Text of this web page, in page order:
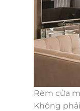
Rèm cửa
Không